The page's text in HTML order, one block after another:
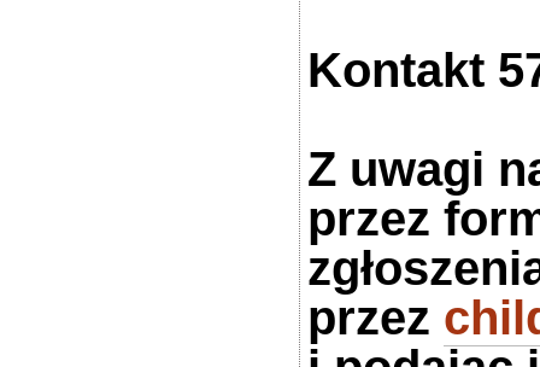
Kontakt
Z uwagi
przez
przez